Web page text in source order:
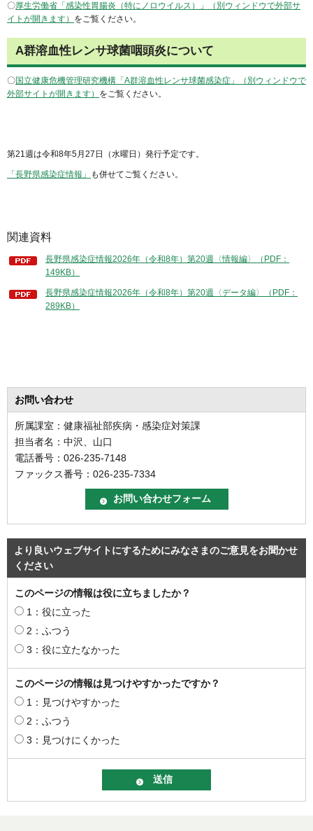
〇厚生労働省「感染性胃腸炎（特にノロウイルス）」（別ウィンドウで外部サ
イトが開きます） をご覧ください。
A群溶血性レンサ球菌咽頭炎について
〇国立健康危機管理研究機構「A群溶血性レンサ球菌感染症」（別ウィンドウで
外部サイトが開きます） をご覧ください。
第21週は令和8年5月27日（水曜日）発行予定です。
「長野県感染症情報」 も併せてご覧ください。
関連資料
長野県感染症情報2026年（令和8年）第20週〈情報編〉（PDF：
149KB）
長野県感染症情報2026年（令和8年）第20週〈データ編〉（PDF：
289KB）
お問い合わせ
所属課室：健康福祉部疾病・感染症対策課
担当者名：中沢、山口
電話番号：026-235-7148
ファックス番号：026-235-7334
より良いウェブサイトにするためにみなさまのご意見をお聞かせ
ください
このページの情報は役に立ちましたか？
1：役に立った
2：ふつう
3：役に立たなかった
このページの情報は見つけやすかったですか？
1：見つけやすかった
2：ふつう
3：見つけにくかった